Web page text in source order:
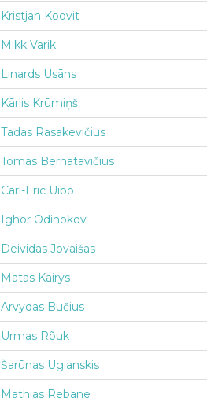
Kristjan Koovit
Mikk Varik
Linards Usāns
Kārlis Krūmiņš
Tadas Rasakevičius
Tomas Bernatavičius
Carl-Eric Uibo
Ighor Odinokov
Deividas Jovaišas
Matas Kairys
Arvydas Bučius
Urmas Rõuk
Šarūnas Ugianskis
Mathias Rebane